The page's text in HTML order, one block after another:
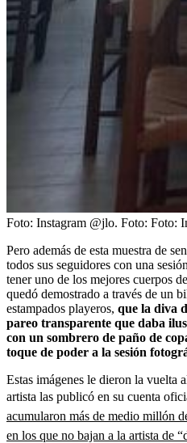
Foto: Instagram @jlo. Foto: Foto:
Pero además de esta muestra de
todos sus seguidores con una
tener uno de los mejores cuerpos
quedó demostrado a través de un
estampados playeros, que la diva
pareo transparente que daba
con un sombrero de paño de
toque de poder a la sesión
Estas imágenes le dieron la vuelta
artista las publicó en su cuenta
acumularon más de medio millón
en los que no bajan a la artista de